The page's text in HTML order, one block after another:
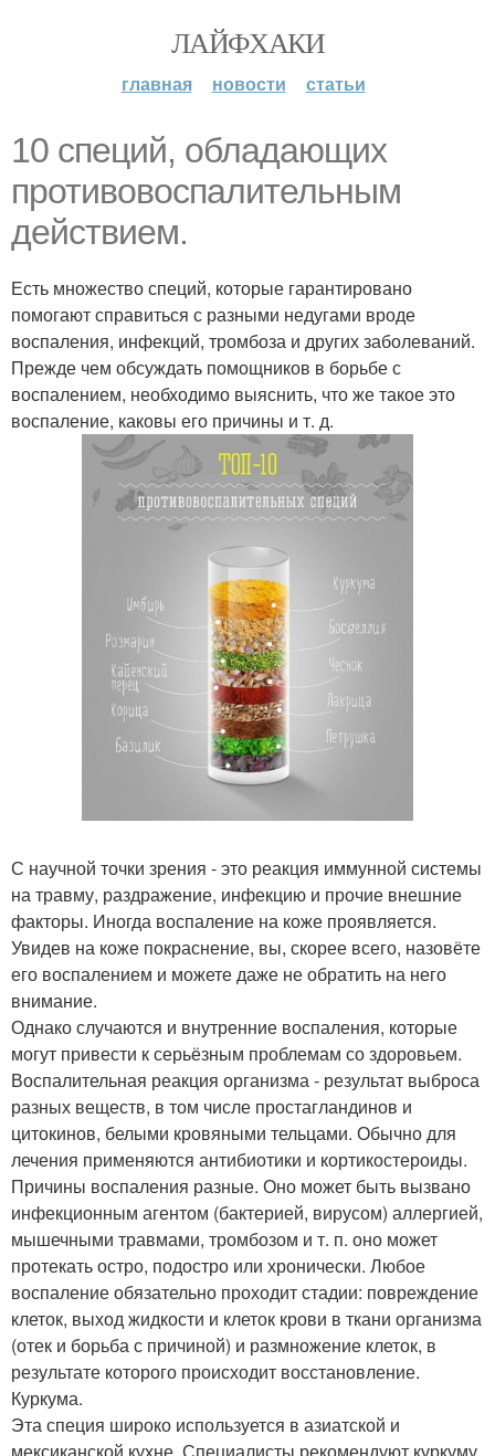
ЛАЙФХАКИ
главная новости статьи
10 специй, обладающих
противовоспалительным
действием.
Есть множество специй, которые гарантировано
помогают справиться с разными недугами вроде
воспаления, инфекций, тромбоза и других заболеваний.
Прежде чем обсуждать помощников в борьбе с
воспалением, необходимо выяснить, что же такое это
воспаление, каковы его причины и т. д.
С научной точки зрения - это реакция иммунной системы
на травму, раздражение, инфекцию и прочие внешние
факторы. Иногда воспаление на коже проявляется.
Увидев на коже покраснение, вы, скорее всего, назовёте
его воспалением и можете даже не обратить на него
внимание.
Однако случаются и внутренние воспаления, которые
могут привести к серьёзным проблемам со здоровьем.
Воспалительная реакция организма - результат выброса
разных веществ, в том числе простагландинов и
цитокинов, белыми кровяными тельцами. Обычно для
лечения применяются антибиотики и кортикостероиды.
Причины воспаления разные. Оно может быть вызвано
инфекционным агентом (бактерией, вирусом) аллергией,
мышечными травмами, тромбозом и т. п. оно может
протекать остро, подостро или хронически. Любое
воспаление обязательно проходит стадии: повреждение
клеток, выход жидкости и клеток крови в ткани организма
(отек и борьба с причиной) и размножение клеток, в
результате которого происходит восстановление.
Куркума.
Эта специя широко используется в азиатской и